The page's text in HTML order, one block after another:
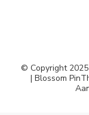
© Copyright 2025
| Blossom